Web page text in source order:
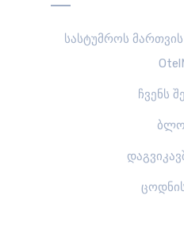
სასტუმროს მართვის
ჩვენს